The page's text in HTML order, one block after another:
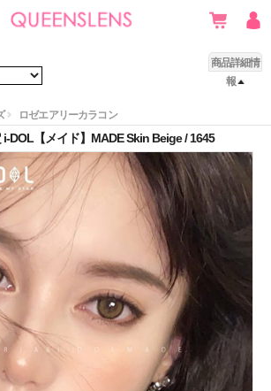
ロゼエアリーカラコン
商品詳細情
報
i-DOL【メイド】MADE Skin Beige / 1645